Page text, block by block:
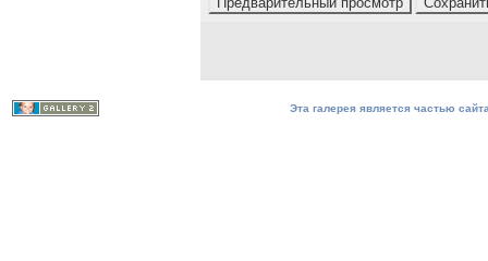
Эта галерея является частью